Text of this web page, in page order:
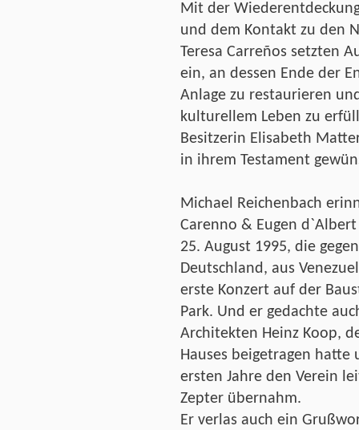
Mit der
und dem Kontakt zu den
Teresa Carreños setzten
ein, an dessen Ende der
Anlage zu restaurieren
kulturellem Leben zu
Besitzerin Elisabeth
in ihrem Testament
Michael Reichenbach
Carenno & Eugen d`Albert
25. August 1995, die
Deutschland, aus
erste Konzert auf der
Park. Und er gedachte
Architekten Heinz Koop,
Hauses beigetragen hatte
ersten Jahre den Verein
Zepter übernahm.
Er verlas auch ein